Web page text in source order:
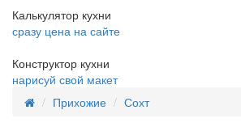
Калькулятор кухни
сразу цена на сайте
Конструктор кухни
нарисуй свой макет
Прихожие
Сохт